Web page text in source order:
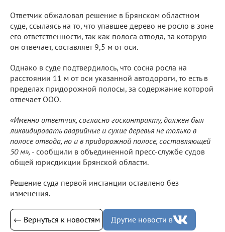
Ответчик обжаловал решение в Брянском областном
суде, ссылаясь на то, что упавшее дерево не росло в зоне
его ответственности, так как полоса отвода, за которую
он отвечает, составляет 9,5 м от оси.
Однако в суде подтвердилось, что сосна росла на
расстоянии 11 м от оси указанной автодороги, то есть в
пределах придорожной полосы, за содержание которой
отвечает ООО.
«Именно ответчик, согласно госконтракту, должен был
ликвидировать аварийные и сухие деревья не только в
полосе отвода, но и в придорожной полосе, составляющей
50 м», - сообщили в объединенной пресс-службе судов
общей юрисдикции Брянской области.
Решение суда первой инстанции оставлено без
изменения.
← Вернуться к новостям Другие новости в